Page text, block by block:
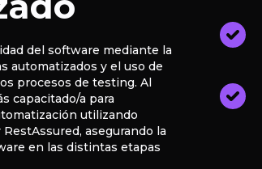
del software mediante la
automatizados y el uso de
procesos de testing. Al
capacitado/a para
utilizando
asegurando la
en las distintas etapas